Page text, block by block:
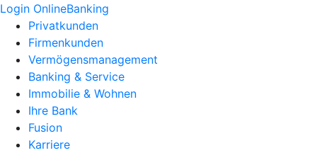
Login OnlineBanking
Privatkunden
Firmenkunden
Vermögensmanagement
Banking & Service
Immobilie & Wohnen
Ihre Bank
Fusion
Karriere